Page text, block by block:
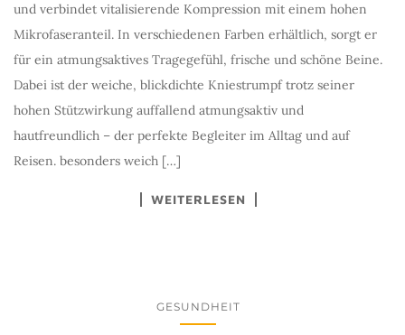
und verbindet vitalisierende Kompression mit einem hohen
Mikrofaseranteil. In verschiedenen Farben erhältlich, sorgt er
für ein atmungsaktives Tragegefühl, frische und schöne Beine.
Dabei ist der weiche, blickdichte Kniestrumpf trotz seiner
hohen Stützwirkung auffallend atmungsaktiv und
hautfreundlich – der perfekte Begleiter im Alltag und auf
Reisen. besonders weich […]
WEITERLESEN
GESUNDHEIT